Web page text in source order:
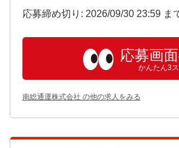
応募締め切り: 2026/09/30 23:59 ま
応募画
かんたん3ス
南総通運株式会社 の他の求人をみる